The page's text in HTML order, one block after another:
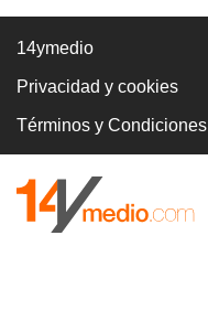
14ymedio
Privacidad y cookies
Términos y Condiciones